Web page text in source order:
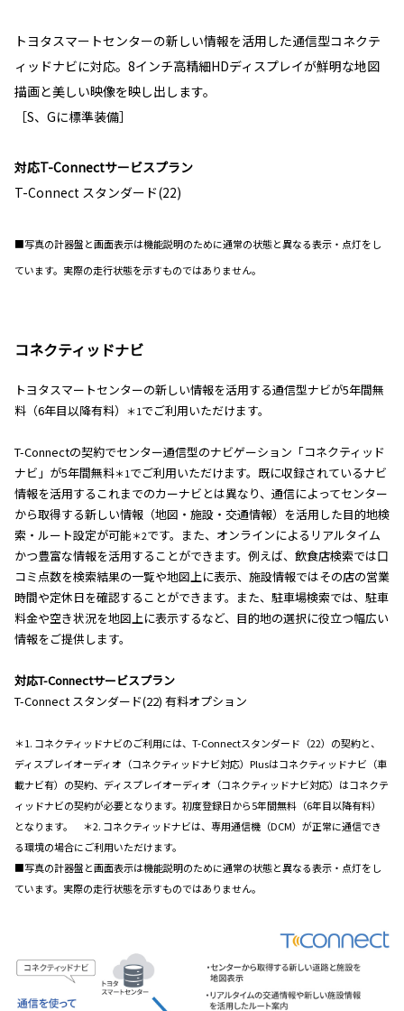
トヨタスマートセンターの新しい情報を活用した通信型コネクテ
ィッドナビに対応。8インチ高精細HDディスプレイが鮮明な地図
描画と美しい映像を映し出します。
［S、Gに標準装備］
対応T-Connectサービスプラン
T-Connect スタンダード(22)
■写真の計器盤と画面表示は機能説明のために通常の状態と異なる表示・点灯をし
ています。実際の走行状態を示すものではありません。
コネクティッドナビ
トヨタスマートセンターの新しい情報を活用する通信型ナビが5年間無
料（6年目以降有料）
＊1でご利用いただけます。
T-Connectの契約でセンター通信型のナビゲーション「コネクティッド
ナビ」が5年間無料＊1でご利用いただけます。既に収録されているナビ
情報を活用するこれまでのカーナビとは異なり、通信によってセンター
から取得する新しい情報（地図・施設・交通情報）を活用した目的地検
索・ルート設定が可能＊2です。また、オンラインによるリアルタイム
かつ豊富な情報を活用することができます。例えば、飲食店検索では口
コミ点数を検索結果の一覧や地図上に表示、施設情報ではその店の営業
時間や定休日を確認することができます。また、駐車場検索では、駐車
料金や空き状況を地図上に表示するなど、目的地の選択に役立つ幅広い
情報をご提供します。
対応T-Connectサービスプラン
T-Connect スタンダード(22) 有料オプション
＊1. コネクティッドナビのご利用には、T-Connectスタンダード（22）の契約と、
ディスプレイオーディオ（コネクティッドナビ対応）Plusはコネクティッドナビ（車
載ナビ有）の契約、ディスプレイオーディオ（コネクティッドナビ対応）はコネクテ
ィッドナビの契約が必要となります。初度登録日から5年間無料（6年目以降有料）
となります。 ＊2. コネクティッドナビは、専用通信機（DCM）が正常に通信でき
る環境の場合にご利用いただけます。
■写真の計器盤と画面表示は機能説明のために通常の状態と異なる表示・点灯をし
ています。実際の走行状態を示すものではありません。